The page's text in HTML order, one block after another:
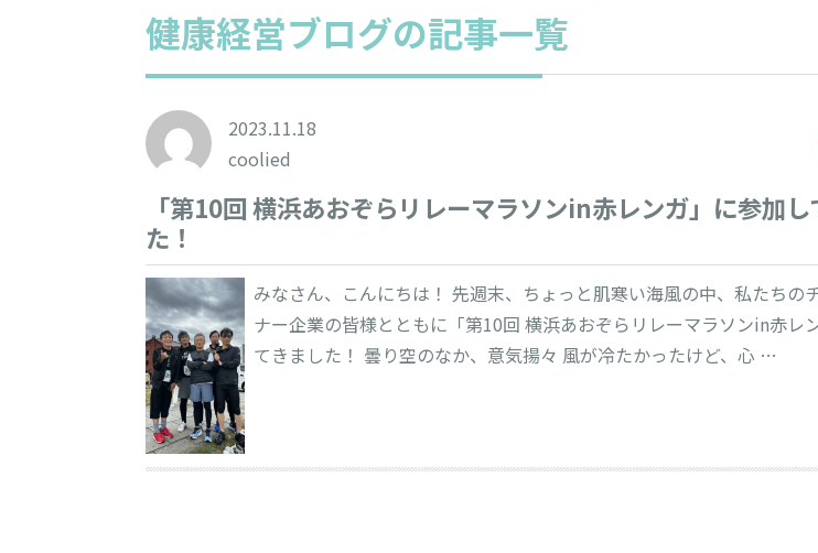
健康経営ブログの記事一覧
2023.11.18
coolied
「第10回 横浜あおぞらリレーマラソンin赤レンガ」に参加し
た！
みなさん、こんにちは！ 先週末、ちょっと肌寒い海風の中、私たちの
ナー企業の皆様とともに「第10回 横浜あおぞらリレーマラソンin赤レ
てきました！ 曇り空のなか、意気揚々 風が冷たかったけど、心 …